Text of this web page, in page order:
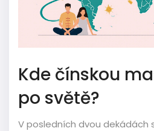
Kde čínskou
po světě?
V posledních dvou dekádách